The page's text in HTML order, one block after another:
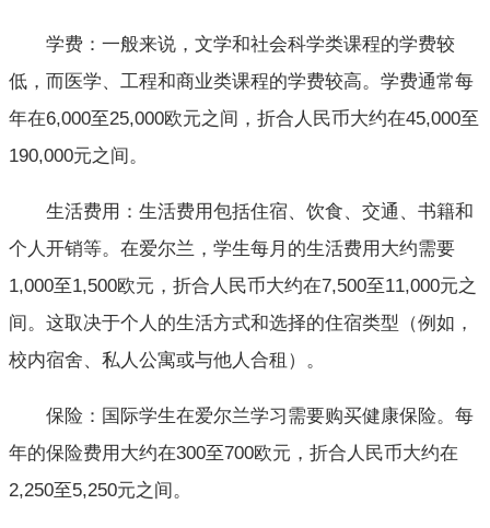
学费：一般来说，文学和社会科学类课程的学费较
低，而医学、工程和商业类课程的学费较高。学费通常每
年在6,000至25,000欧元之间，折合人民币大约在45,000至
190,000元之间。
生活费用：生活费用包括住宿、饮食、交通、书籍和
个人开销等。在爱尔兰，学生每月的生活费用大约需要
1,000至1,500欧元，折合人民币大约在7,500至11,000元之
间。这取决于个人的生活方式和选择的住宿类型（例如，
校内宿舍、私人公寓或与他人合租）。
保险：国际学生在爱尔兰学习需要购买健康保险。每
年的保险费用大约在300至700欧元，折合人民币大约在
2,250至5,250元之间。